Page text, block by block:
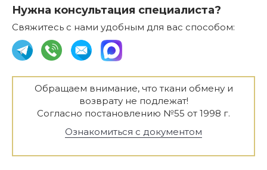
Нужна консультация специалиста?
Свяжитесь с нами удобным для вас способом:
Обращаем внимание, что ткани обмену и
возврату не подлежат!
Согласно постановлению №55 от 1998 г.
Ознакомиться с документом